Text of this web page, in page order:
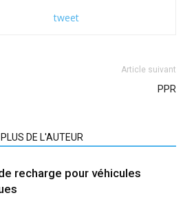
tweet
Article suivant
PPR
PLUS DE L'AUTEUR
recharge pour véhicules